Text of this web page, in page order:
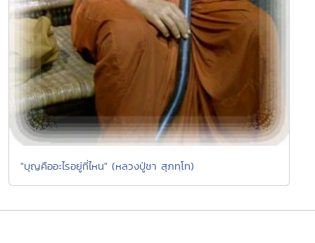
"บุญคืออะไรอยู่ที่ไหน" (หลวงปู่ชา สุภทฺโท)